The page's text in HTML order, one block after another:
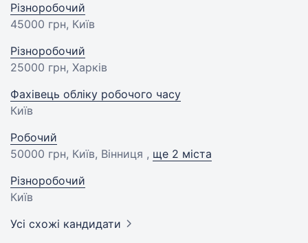
Різноробочий
45000 грн, Київ
Різноробочий
25000 грн, Харків
Фахівець обліку робочого часу
Київ
Робочий
50000 грн, Київ, Вінниця , ще 2 міста
Різноробочий
Київ
Усі схожі кандидати